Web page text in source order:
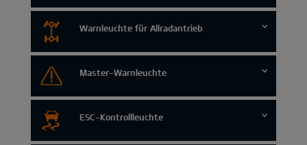
Warnleuchte für Allradantrieb
Master-Warnleuchte
ESC-Kontrollleuchte